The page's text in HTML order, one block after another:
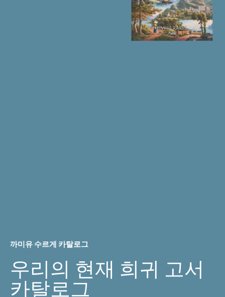
까미유 수르게 카탈로그
우리의 현재 희귀 고서
카탈로그